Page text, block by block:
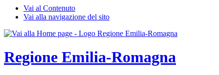
Vai al Contenuto
Vai alla navigazione del sito
Regione Emilia-Romagna